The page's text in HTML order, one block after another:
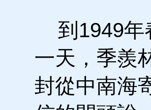
到1949年
一天，季羨
封從中南海